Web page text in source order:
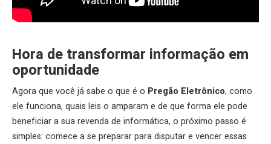
Hora de transformar informação em
oportunidade
Agora que você já sabe o que é o Pregão Eletrônico, como
ele funciona, quais leis o amparam e de que forma ele pode
beneficiar a sua revenda de informática, o próximo passo é
simples: comece a se preparar para disputar e vencer essas